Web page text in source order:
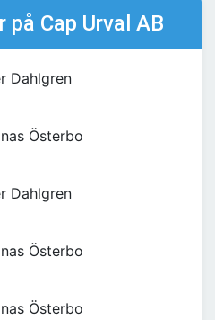
Cap Urval AB
Dahlgren
Österbo
Dahlgren
Österbo
Österbo